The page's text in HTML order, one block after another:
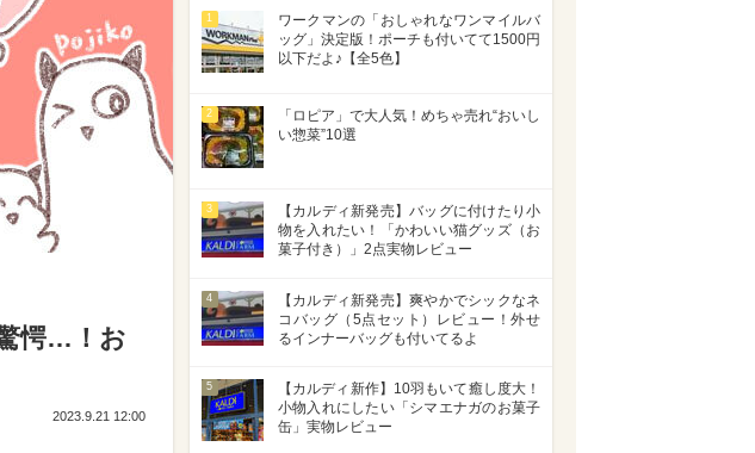
愕…！お
2023.9.21 12:00
1
ワークマンの「おしゃれなワンマイルバ
ッグ」決定版！ポーチも付いてて1500円
以下だよ♪【全5色】
2
「ロピア」で大人気！めちゃ売れ“おいし
い惣菜”10選
3
【カルディ新発売】バッグに付けたり小
物を入れたい！「かわいい猫グッズ（お
菓子付き）」2点実物レビュー
4
【カルディ新発売】爽やかでシックなネ
コバッグ（5点セット）レビュー！外せ
るインナーバッグも付いてるよ
5
【カルディ新作】10羽もいて癒し度大！
小物入れにしたい「シマエナガのお菓子
缶」実物レビュー